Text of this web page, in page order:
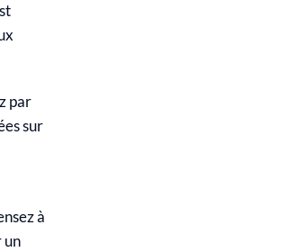
par
sur
à
un